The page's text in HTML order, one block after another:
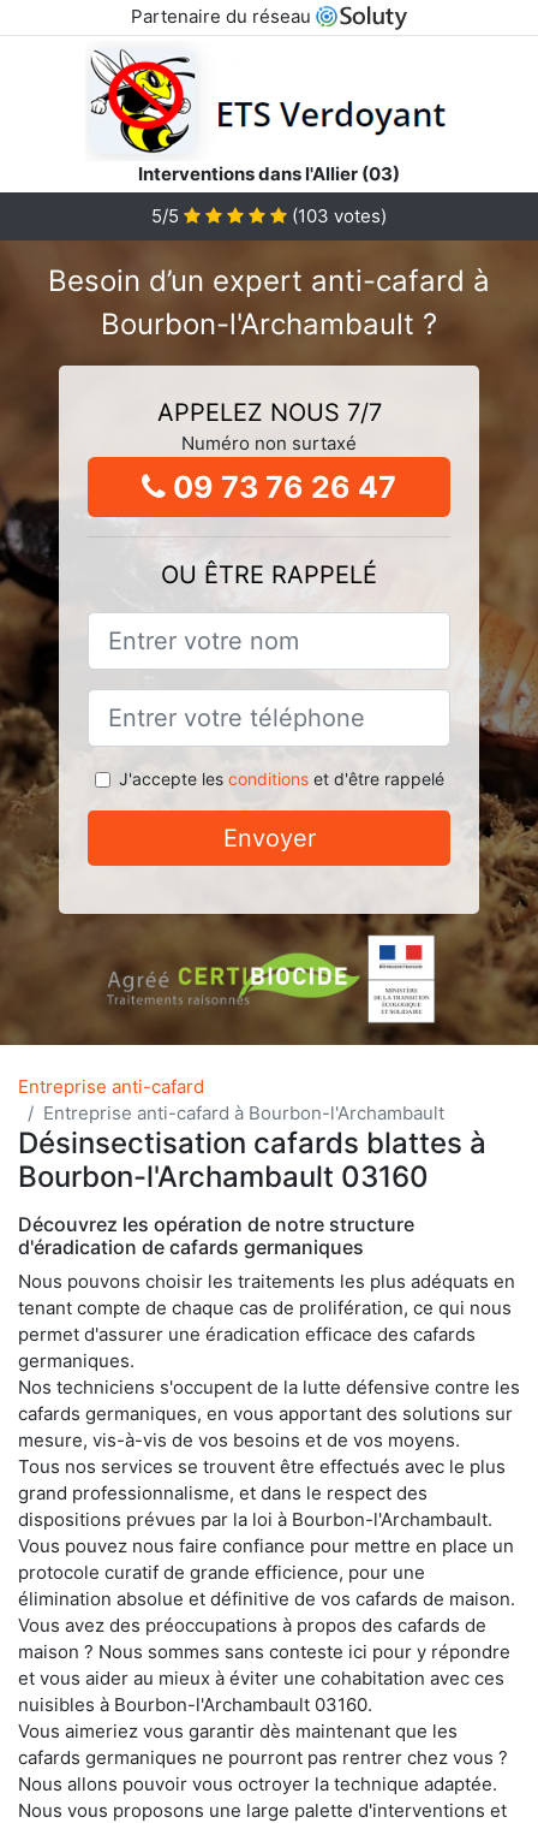
Partenaire du réseau
Interventions dans l'Allier (03)
5/5
(103 votes)
Besoin d’un expert anti-cafard à
Bourbon-l'Archambault ?
APPELEZ NOUS 7/7
Numéro non surtaxé
09 73 76 26 47
OU ÊTRE RAPPELÉ
J'accepte les conditionset d'être rappelé
Envoyer
Entreprise anti-cafard
Entreprise anti-cafard à Bourbon-l'Archambault
Désinsectisation cafards blattes à
Bourbon-l'Archambault 03160
Découvrez les opération de notre structure
d'éradication de cafards germaniques
Nous pouvons choisir les traitements les plus adéquats en
tenant compte de chaque cas de prolifération, ce qui nous
permet d'assurer une éradication efficace des cafards
germaniques.
Nos techniciens s'occupent de la lutte défensive contre les
cafards germaniques, en vous apportant des solutions sur
mesure, vis-à-vis de vos besoins et de vos moyens.
Tous nos services se trouvent être effectués avec le plus
grand professionnalisme, et dans le respect des
dispositions prévues par la loi à Bourbon-l'Archambault.
Vous pouvez nous faire confiance pour mettre en place un
protocole curatif de grande efficience, pour une
élimination absolue et définitive de vos cafards de maison.
Vous avez des préoccupations à propos des cafards de
maison ? Nous sommes sans conteste ici pour y répondre
et vous aider au mieux à éviter une cohabitation avec ces
nuisibles à Bourbon-l'Archambault 03160.
Vous aimeriez vous garantir dès maintenant que les
cafards germaniques ne pourront pas rentrer chez vous ?
Nous allons pouvoir vous octroyer la technique adaptée.
Nous vous proposons une large palette d'interventions et